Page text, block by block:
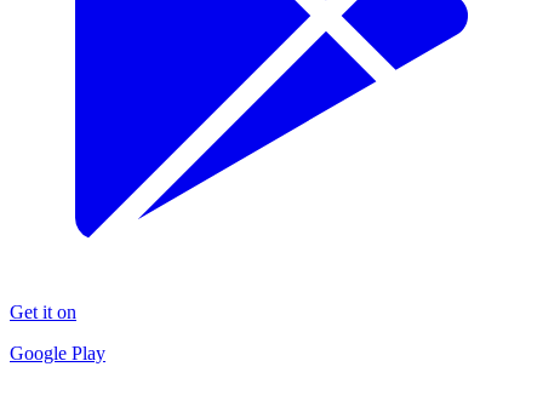
Get it on
Google Play